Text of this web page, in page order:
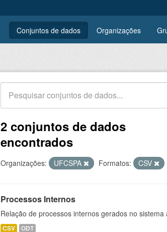
Conjuntos de dados Organizações
2 conjuntos de dados
encontrados
Organizações: UFCSPA Formatos: CSV
Processos Internos
Relação de processos internos gerados no
CSV ODT